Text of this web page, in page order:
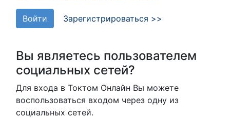
Войти Зарегистрироваться >>
Вы являетесь пользователем
социальных сетей?
Для входа в Токтом Онлайн Вы можете
воспользоваться входом через одну из
социальных сетей.